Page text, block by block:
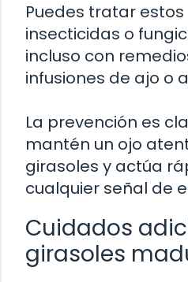
Puedes tratar
insecticidas o
incluso con
infusiones de ajo o
La prevención es
mantén un ojo
girasoles y actúa
cualquier señal de
Cuidados
girasoles